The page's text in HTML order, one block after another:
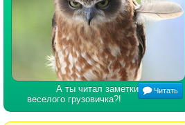
А ты читал заметки
веселого грузовичка?!
Читать